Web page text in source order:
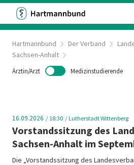
Hartmannbund Der Verband
Sachsen-Anhalt
Ärztin/Arzt Medizinstudierende
16.09.2026 18:30 Lutherstadt Wittenberg
Vorstandssitzung des
Sachsen-Anhalt im
Die „Vorstandssitzung des